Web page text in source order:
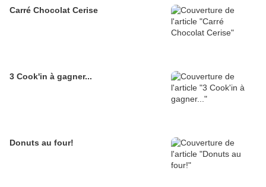
Carré Chocolat Cerise
3 Cook'in à gagner...
Donuts au four!